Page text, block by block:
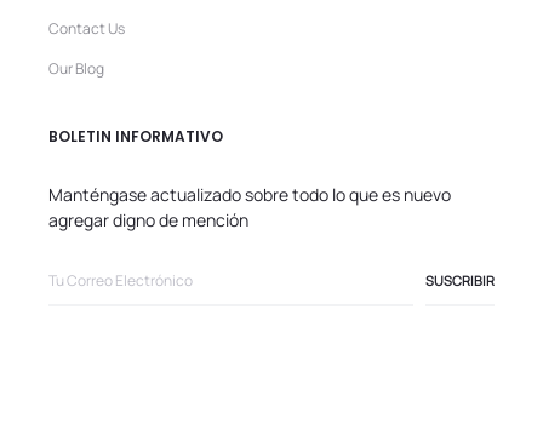
Contact Us
Our Blog
BOLETIN INFORMATIVO
Manténgase actualizado sobre todo lo que es nuevo
agregar digno de mención